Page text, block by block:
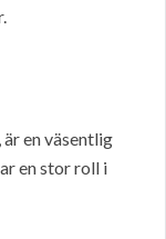
en väsentlig
en stor roll i